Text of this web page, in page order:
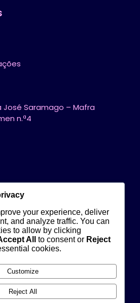
José Saramago – Mafra
n.ª4
your experience, deliver
and analyze traffic. You can
to allow by clicking
All to consent or Reject
cookies.
Customize
Reject All